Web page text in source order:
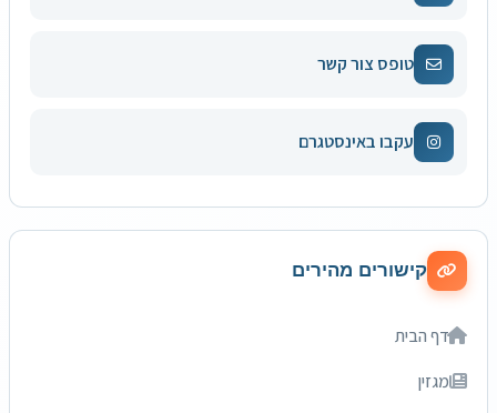
טופס צור קשר
עקבו באינסטגרם
קישורים מהירים
דף הבית
מגזין